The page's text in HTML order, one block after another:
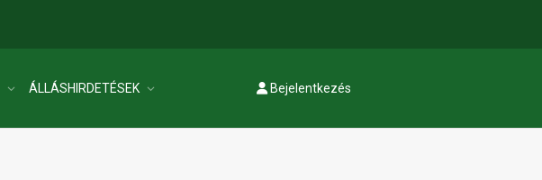
ÁLLÁSHIRDETÉSEK Bejelentkezés